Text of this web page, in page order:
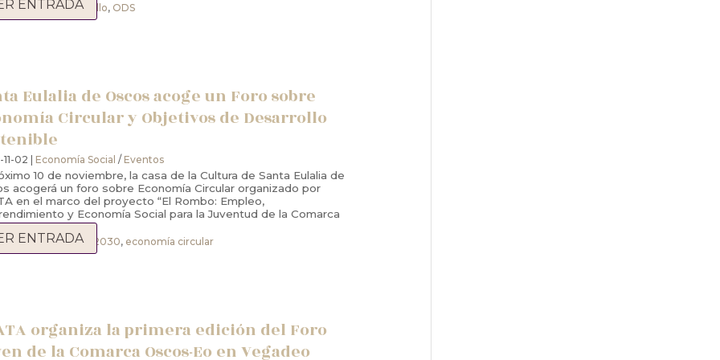
la desarrollo, ODS
ENTRADA
Eulalia de Oscos acoge un Foro sobre
Circular y Objetivos de Desarrollo
02 | Economía Social / Eventos
10 de noviembre, la casa de la Cultura de Santa Eulalia de
acogerá un foro sobre Economía Circular organizado por
en el marco del proyecto “El Rombo: Empleo,
y Economía Social para la Juventud de la Comarca
Eo”, una...
Joven,ODS 2030, economía circular
ENTRADA
organiza la primera edición del Foro
de la Comarca Oscos-Eo en Vegadeo